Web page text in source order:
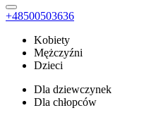
+48500503636
Kobiety
Mężczyźni
Dzieci
Dla dziewczynek
Dla chłopców